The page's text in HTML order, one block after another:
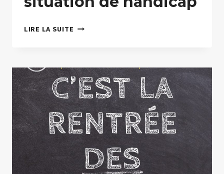
LIRE LA SUITE LES
ACCUEILLENT
LES
PERSONNES
EN
SITUATION
DE
HANDICAP